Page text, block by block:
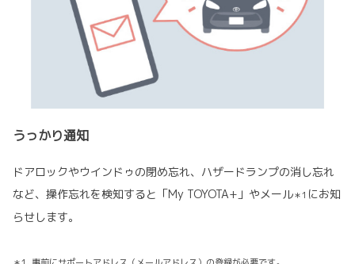
うっかり通知
ドアロックやウインドゥの閉め忘れ、ハザードランプの消し忘れ
など、操作忘れを検知すると「My TOYOTA+」やメール＊1 にお知
らせします。